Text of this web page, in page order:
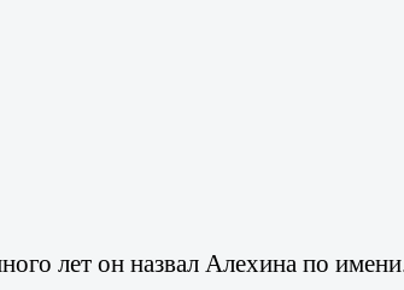
лет он назвал Алехина по